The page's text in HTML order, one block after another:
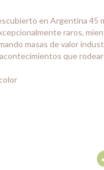
en Argentina 45
raros,
masas de valor
que